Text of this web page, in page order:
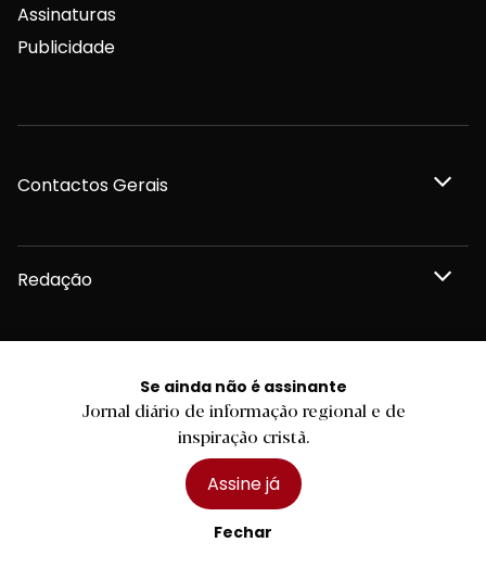
Se ainda não é assinante
Jornal diário de informação regional e de
inspiração cristã.
Assine já
Fechar
Assinaturas
Publicidade
Contactos Gerais
Redação